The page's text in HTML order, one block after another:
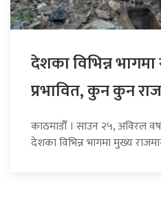
देशका विभिन्न
प्रभावित, कुन कुन
काठमाडौँ । साउन २५, अविरल
देशका विभिन्न भागमा मुख्य